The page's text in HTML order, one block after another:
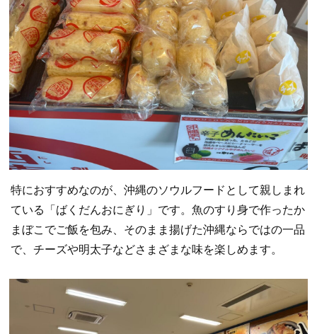
特におすすめなのが、沖縄のソウルフードとして親しまれ
ている「ばくだんおにぎり」です。魚のすり身で作ったか
まぼこでご飯を包み、そのまま揚げた沖縄ならではの一品
で、チーズや明太子などさまざまな味を楽しめます。